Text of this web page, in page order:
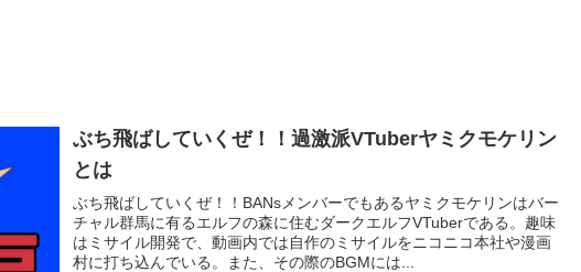
ぶち飛ばしていくぜ！！過激派VTuberヤミクモケリン
とは
ぶち飛ばしていくぜ！！BANsメンバーでもあるヤミクモケリンはバー
チャル群馬に有るエルフの森に住むダークエルフVTuberである。趣味
はミサイル開発で、動画内では自作のミサイルをニコニコ本社や漫画
村に打ち込んでいる。また、その際のBGMには...